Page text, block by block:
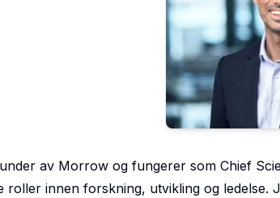
av Morrow og fungerer som Chief
roller innen forskning, utvikling og